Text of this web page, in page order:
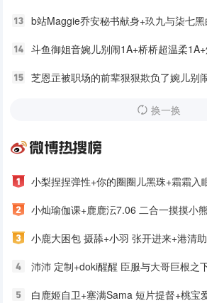
吊带袜+酥酥学姐护士姐姐的全身
b站Maggie乔安秘书献身+玖九与柒七黑
双管+ 舔舔+晚安yoyo
斗鱼御姐音婉儿别闹1A+桥桥超温柔
灵儿3A最新作品5A
芝恩㱏被职场的前辈狠狠欺负了婉儿别
换一换
小梨捏捏弹性+你的圈圈儿黑珠+霜霜入
+小肉咕咕肥囤黑毛黑虎
小灿瑜伽课+鹿鹿沄7.06 二合一摸摸小熊
+港清助眠耶吊带裙头纱+小羊喵
小鹿大困包 摄舔+小羽 张开进来+港清
耶吊带不遮乃+沛沛捏捏揉揉
沛沛 定制+doki醒醒 臣服与大哥巨根之
私人定制+港清助眠耶 连体皮衣各种倒
白鹿姬自卫+塞满Sama 短片提督+桃宝